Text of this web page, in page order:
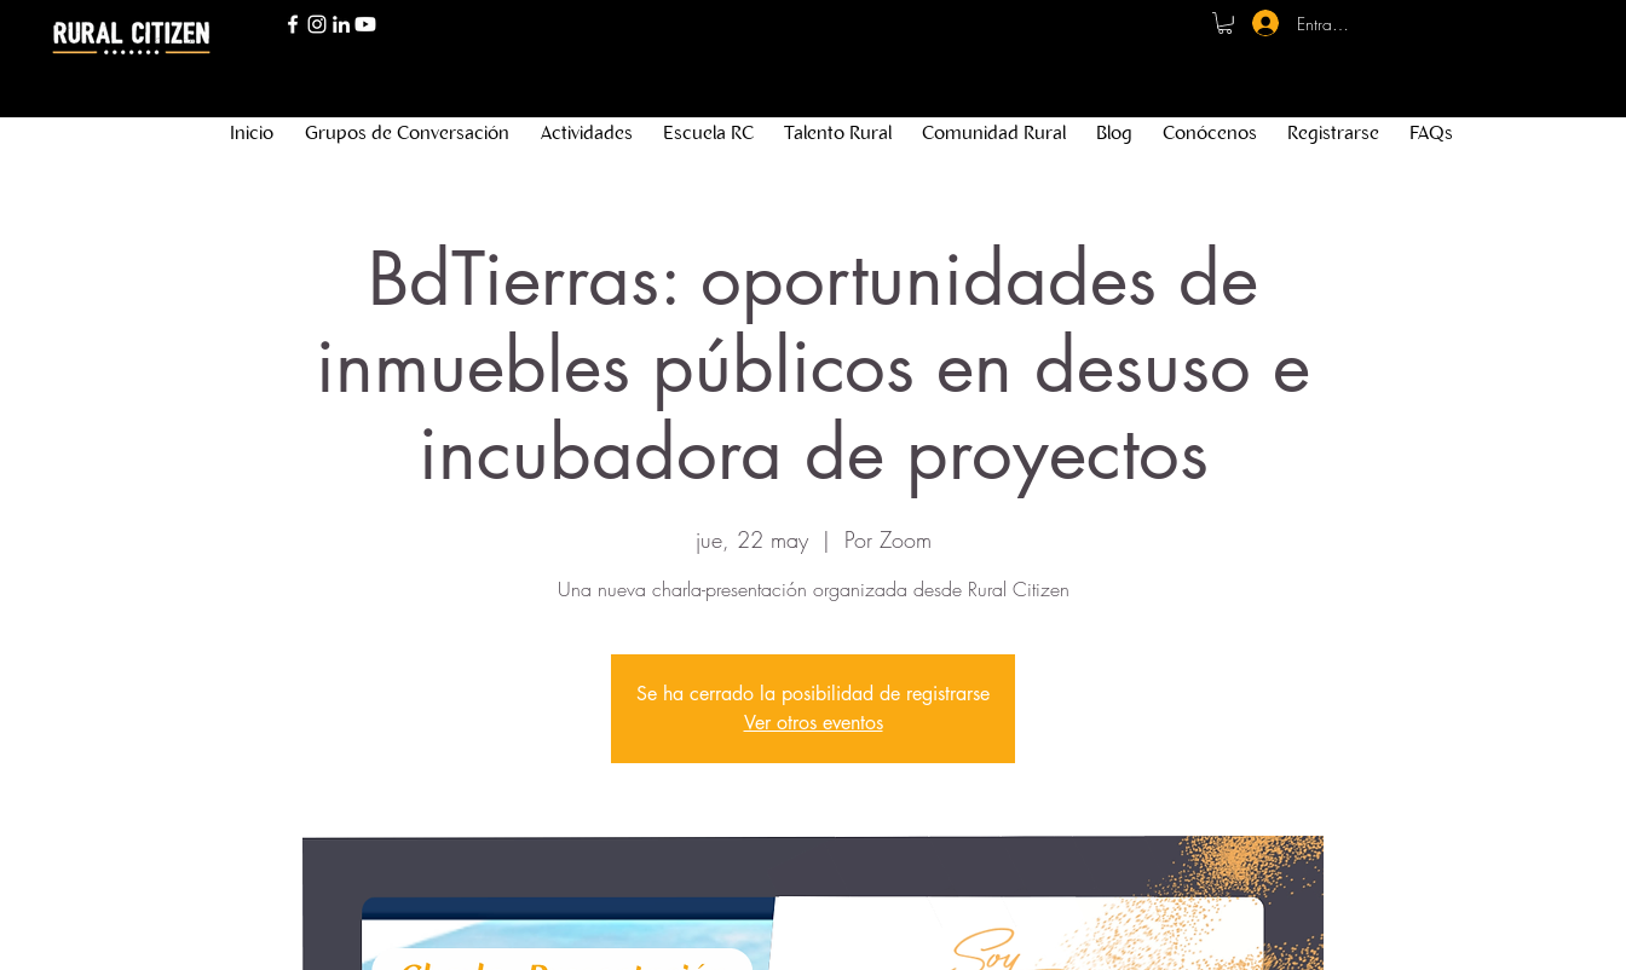
Entrar - Registro
Inicio Grupos de Conversación Actividades Escuela RC Talento Rural Comunidad Rural Blog Conócenos Registrarse FAQs
BdTierras: oportunidades de
inmuebles públicos en desuso e
incubadora de proyectos
jue, 22 may
  |
Por Zoom
Una nueva charla-presentación organizada desde Rural Citizen
Se ha cerrado la posibilidad de registrarse
Ver otros eventos